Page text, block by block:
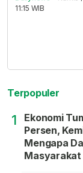
11:15 WIB
Terpopuler
1
Ekonomi
Persen,
Mengapa
Masyarakat